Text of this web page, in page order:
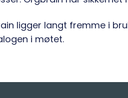
ligger langt fremme i
i møtet.